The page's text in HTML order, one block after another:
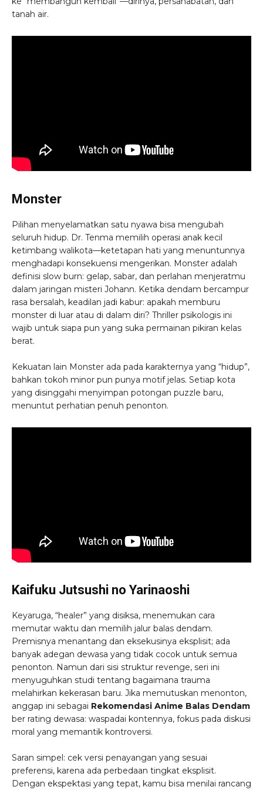
tanah air.
Monster
Pilihan menyelamatkan satu nyawa bisa mengubah
seluruh hidup. Dr. Tenma memilih operasi anak kecil
ketimbang walikota—ketetapan hati yang menuntunnya
menghadapi konsekuensi mengerikan. Monster adalah
definisi slow burn: gelap, sabar, dan perlahan menjeratmu
dalam jaringan misteri Johann. Ketika dendam bercampur
rasa bersalah, keadilan jadi kabur: apakah memburu
monster di luar atau di dalam diri? Thriller psikologis ini
wajib untuk siapa pun yang suka permainan pikiran kelas
berat.
Kekuatan lain Monster ada pada karakternya yang “hidup”,
bahkan tokoh minor pun punya motif jelas. Setiap kota
yang disinggahi menyimpan potongan puzzle baru,
menuntut perhatian penuh penonton.
Kaifuku Jutsushi no Yarinaoshi
Keyaruga, “healer” yang disiksa, menemukan cara
memutar waktu dan memilih jalur balas dendam.
Premisnya menantang dan eksekusinya eksplisit; ada
banyak adegan dewasa yang tidak cocok untuk semua
penonton. Namun dari sisi struktur revenge, seri ini
menyuguhkan studi tentang bagaimana trauma
melahirkan kekerasan baru. Jika memutuskan menonton,
anggap ini sebagai Rekomendasi Anime Balas Dendam
ber rating dewasa: waspadai kontennya, fokus pada diskusi
moral yang memantik kontroversi.
Saran simpel: cek versi penayangan yang sesuai
preferensi, karena ada perbedaan tingkat eksplisit.
Dengan ekspektasi yang tepat, kamu bisa menilai rancang